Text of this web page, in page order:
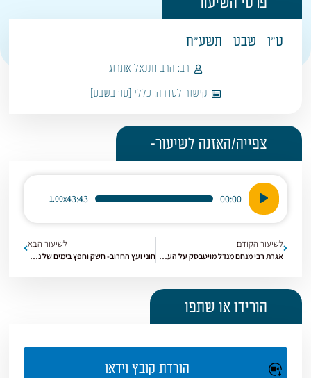
ט"ו שבט תשע"ח
רב: הרב חננאל אתרוג
קישור לסדרה: כללי [טו' בשבט]
צפייה/האזנה לשיעור-
נגן
אודיו
00:00
43:43
1.00x
לשיעור הקודם
אגרת רבי מנחם מנדל מויטבסק על העליה לארץ | ט'ו בשבט
לשיעור הבא
חוני ועץ החרוב- חשק וחפץ בימים של נטיעה | שיעור לטו' בשבט
הורידו או שתפו
הורדת קובץ וידאו